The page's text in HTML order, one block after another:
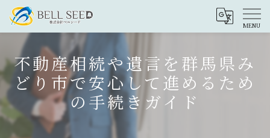
不動産相続や遺言を群馬県み
どり市で安心して進めるため
の手続きガイド